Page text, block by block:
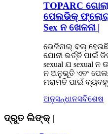
TOPARC
ପେଲଭିକ୍ ଫ୍ଲୋର୍
Sex ନ ଖେଳନା |
ଭେଜିନାଲ୍ ବଲ୍
ଯୋନୀ ଭର୍ତ୍ତି ପାଇଁ
sexual ଯ sexual ନ
ନ ଅନୁଭୂତି ଏବଂ
ମରାମତି ପାଇଁ
ଅନୁସନ୍ଧାନସବିଶେଷ
ଦ୍ରୁତ ଲିଙ୍କ୍ |